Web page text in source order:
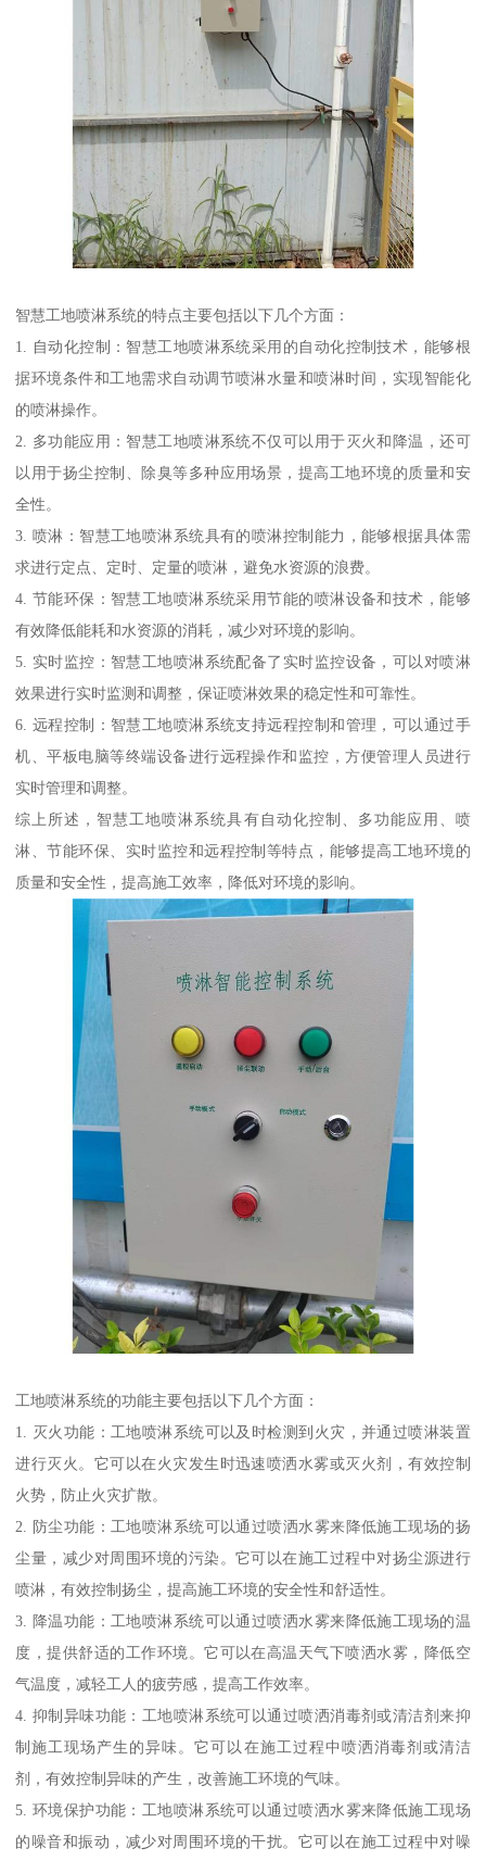
智慧工地喷淋系统的特点主要包括以下几个方面：
1. 自动化控制：智慧工地喷淋系统采用的自动化控制技术，能够根
据环境条件和工地需求自动调节喷淋水量和喷淋时间，实现智能化
的喷淋操作。
2. 多功能应用：智慧工地喷淋系统不仅可以用于灭火和降温，还可
以用于扬尘控制、除臭等多种应用场景，提高工地环境的质量和安
全性。
3. 喷淋：智慧工地喷淋系统具有的喷淋控制能力，能够根据具体需
求进行定点、定时、定量的喷淋，避免水资源的浪费。
4. 节能环保：智慧工地喷淋系统采用节能的喷淋设备和技术，能够
有效降低能耗和水资源的消耗，减少对环境的影响。
5. 实时监控：智慧工地喷淋系统配备了实时监控设备，可以对喷淋
效果进行实时监测和调整，保证喷淋效果的稳定性和可靠性。
6. 远程控制：智慧工地喷淋系统支持远程控制和管理，可以通过手
机、平板电脑等终端设备进行远程操作和监控，方便管理人员进行
实时管理和调整。
综上所述，智慧工地喷淋系统具有自动化控制、多功能应用、喷
淋、节能环保、实时监控和远程控制等特点，能够提高工地环境的
质量和安全性，提高施工效率，降低对环境的影响。
工地喷淋系统的功能主要包括以下几个方面：
1. 灭火功能：工地喷淋系统可以及时检测到火灾，并通过喷淋装置
进行灭火。它可以在火灾发生时迅速喷洒水雾或灭火剂，有效控制
火势，防止火灾扩散。
2. 防尘功能：工地喷淋系统可以通过喷洒水雾来降低施工现场的扬
尘量，减少对周围环境的污染。它可以在施工过程中对扬尘源进行
喷淋，有效控制扬尘，提高施工环境的安全性和舒适性。
3. 降温功能：工地喷淋系统可以通过喷洒水雾来降低施工现场的温
度，提供舒适的工作环境。它可以在高温天气下喷洒水雾，降低空
气温度，减轻工人的疲劳感，提高工作效率。
4. 抑制异味功能：工地喷淋系统可以通过喷洒消毒剂或清洁剂来抑
制施工现场产生的异味。它可以在施工过程中喷洒消毒剂或清洁
剂，有效控制异味的产生，改善施工环境的气味。
5. 环境保护功能：工地喷淋系统可以通过喷洒水雾来降低施工现场
的噪音和振动，减少对周围环境的干扰。它可以在施工过程中对噪